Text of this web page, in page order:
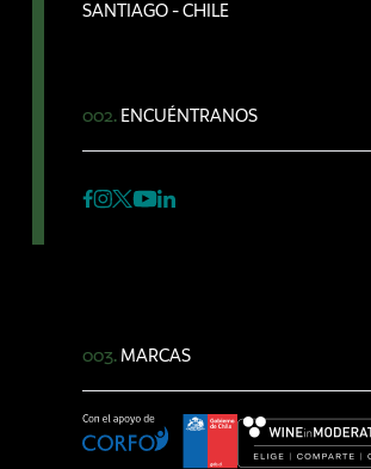
SANTIAGO - CHILE
002. ENCUÉNTRANOS
003. MARCAS